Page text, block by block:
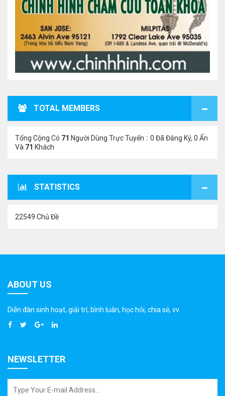
TOTAL MEMBERS
Tổng Cộng Có 71 Người Dùng Trực Tuyến :: 0 Đã Đăng Ký, 0 Ẩn
Và 71 Khách
STATISTICS
22549 Chủ Đề
ABOUT US
Diễn đàn sinh hoạt, giải trí, bình luân, học hỏi, chia sẻ, vv.
NEWSLETTER